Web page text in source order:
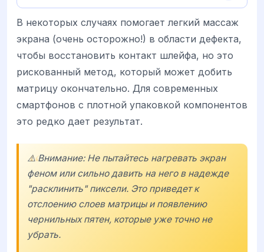
В некоторых случаях помогает легкий массаж
экрана (очень осторожно!) в области дефекта,
чтобы восстановить контакт шлейфа, но это
рискованный метод, который может добить
матрицу окончательно. Для современных
смартфонов с плотной упаковкой компонентов
это редко дает результат.
⚠️ Внимание: Не пытайтесь нагревать экран
феном или сильно давить на него в надежде
"расклинить" пиксели. Это приведет к
отслоению слоев матрицы и появлению
чернильных пятен, которые уже точно не
убрать.